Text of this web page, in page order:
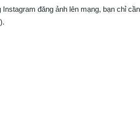
đăng ảnh lên mạng, bạn chỉ